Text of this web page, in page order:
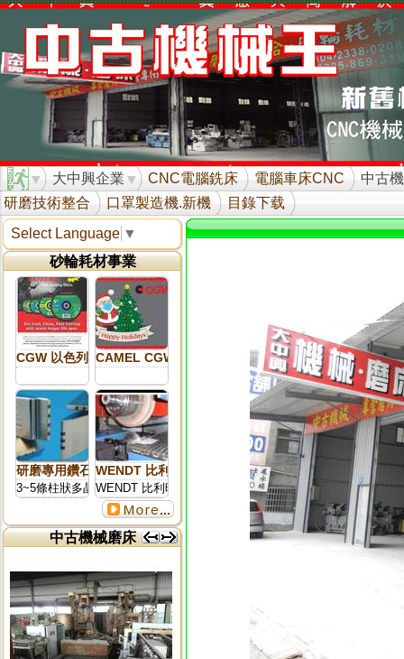
大中興企業 CNC電腦銑床 電腦車床CNC
中古
研磨技術整合
口罩製造機.新機
目錄下载
Select Language ▼
砂輪耗材事業
CGW 以色列砂輪 新品介紹CAMEL CGW 以色列砂輪 介紹
研磨專用鑽石刀柱板修刀(多晶鑽石支撐架)
3~5條柱狀多晶鑽石修刀
WENDT 比利時鑽石.世界最強供應國.跨國際集團事業
WENDT 比利時鑽石.世界最強供應國.跨國際集團事業 研磨
更多...
中古機械磨床